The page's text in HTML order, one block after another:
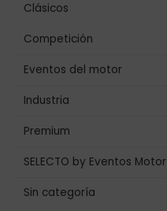
Clásicos
Competición
Eventos del motor
Industria
Premium
SELECTO by Eventos Motor
Sin categoría